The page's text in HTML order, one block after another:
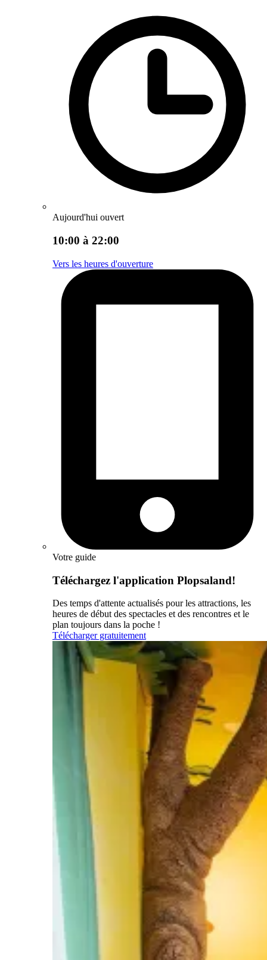
Aujourd'hui ouvert
10:00 à 22:00
Vers les heures d'ouverture
Votre guide
Téléchargez l'application Plopsaland!
Des temps d'attente actualisés pour les attractions, les
heures de début des spectacles et des rencontres et le
plan toujours dans la poche !
Télécharger gratuitement